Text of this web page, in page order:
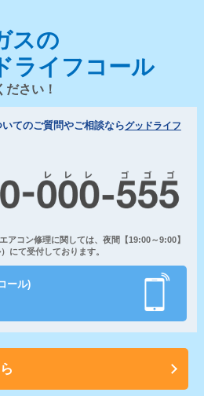
スの
ライフコール
ださい！
てのご質問やご相談ならグッドライフ
コン修理に関しては、夜間【19:00～9:00】
にて受付しております。
ール)